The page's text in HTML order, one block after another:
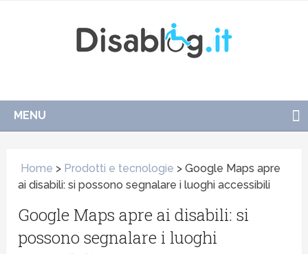
MENU
Home > Prodotti e tecnologie >Google Maps apre
ai disabili: si possono segnalare i luoghi accessibili
Google Maps apre ai disabili: si
possono segnalare i luoghi